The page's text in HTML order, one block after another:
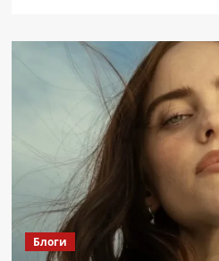
Блоги